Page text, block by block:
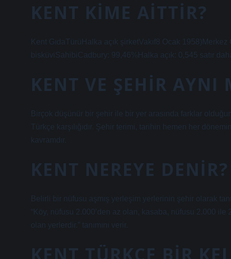
KENT KIME AITTIR?
Kent GıdaTürüHalka açık şirketVakıf8 Ocak
bisküviSahibiCadbury: 99,46%Halka açık: 0,545 satır
KENT VE ŞEHIR AYNI
Birçok düşünür bir şehir ile bir yer arasında farklar
Türkçe karşılığıdır. Şehir terimi, tarihin hemen her
kavramdır.
KENT NEREYE DENIR?
Belirli bir nüfusu aşmış yerleşim yerlerinin şehir olarak
“Köy, nüfusu 2.000’den az olan, kasaba, nüfusu 2.000
olan yerlerdir.” tanımını verir.
KENT TÜRKÇE BIR